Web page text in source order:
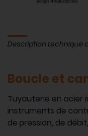
Description technique
Boucle et
Tuyauterie en acier
instruments de
de pression, de